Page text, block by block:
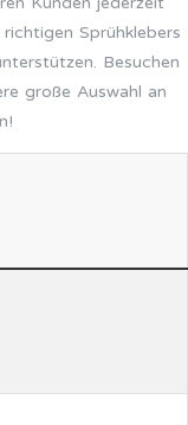
Sprühklebers
Besuchen
große Auswahl an